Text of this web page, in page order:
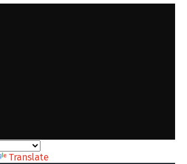
Translate